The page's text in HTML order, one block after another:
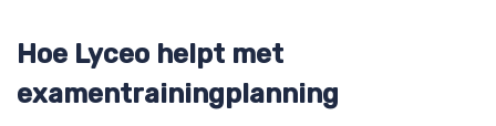
Hoe Lyceo helpt met
examentrainingplanning